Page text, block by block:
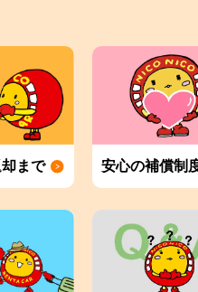
まで 安心の補償制